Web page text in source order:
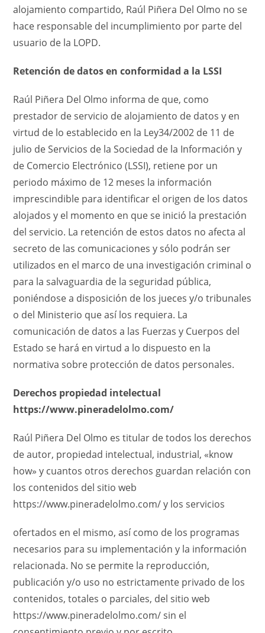
alojamiento compartido, Raúl Piñera Del Olmo no se
hace responsable del incumplimiento por parte del
usuario de la LOPD.
Retención de datos en conformidad a la LSSI
Raúl Piñera Del Olmo informa de que, como
prestador de servicio de alojamiento de datos y en
virtud de lo establecido en la Ley34/2002 de 11 de
julio de Servicios de la Sociedad de la Información y
de Comercio Electrónico (LSSI), retiene por un
periodo máximo de 12 meses la información
imprescindible para identificar el origen de los datos
alojados y el momento en que se inició la prestación
del servicio. La retención de estos datos no afecta al
secreto de las comunicaciones y sólo podrán ser
utilizados en el marco de una investigación criminal o
para la salvaguardia de la seguridad pública,
poniéndose a disposición de los jueces y/o tribunales
o del Ministerio que así los requiera. La
comunicación de datos a las Fuerzas y Cuerpos del
Estado se hará en virtud a lo dispuesto en la
normativa sobre protección de datos personales.
Derechos propiedad intelectual
https://www.pineradelolmo.com/
Raúl Piñera Del Olmo es titular de todos los derechos
de autor, propiedad intelectual, industrial, «know
how» y cuantos otros derechos guardan relación con
los contenidos del sitio web
https://www.pineradelolmo.com/ y los servicios
ofertados en el mismo, así como de los programas
necesarios para su implementación y la información
relacionada. No se permite la reproducción,
publicación y/o uso no estrictamente privado de los
contenidos, totales o parciales, del sitio web
https://www.pineradelolmo.com/ sin el